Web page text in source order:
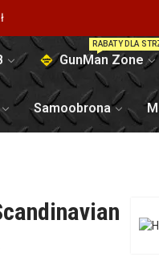
GunMan Zone
RABATY DLA
Samoobrona